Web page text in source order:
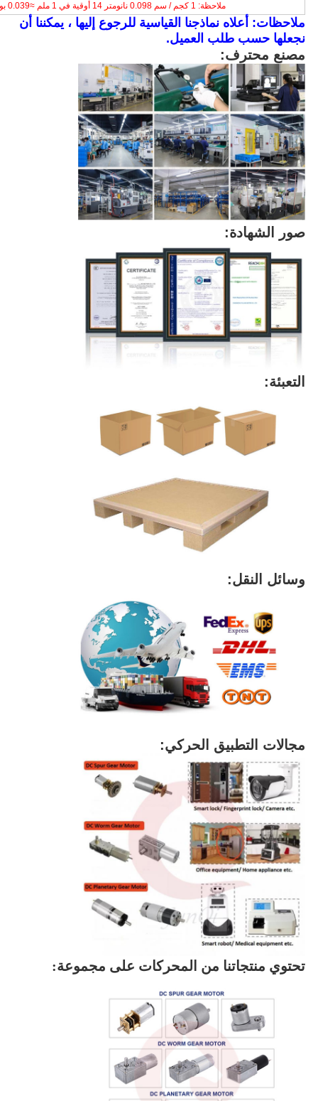
ملاحظة: 1 كجم / سم 0.098 نانومتر 14 أوقية في 1 ملم ≈0.039 بوصة
ملاحظات: أعلاه نماذجنا القياسية للرجوع إليها ، يمكننا أن
نجعلها حسب طلب العميل.
مصنع محترف:
صور الشهادة:
التعبئة:
وسائل النقل:
مجالات التطبيق الحركي:
تحتوي منتجاتنا من المحركات على مجموعة: